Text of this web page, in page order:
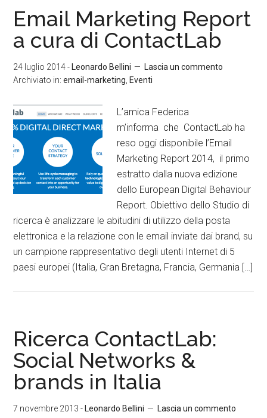
Email Marketing Report
a cura di ContactLab
24 luglio 2014- Leonardo Bellini
Lascia un commento
Archiviato in:email-marketing Eventi
L’amica Federica
m’informa che ContactLab ha
reso oggi disponibile l’Email
Marketing Report 2014, il primo
estratto dalla nuova edizione
dello European Digital Behaviour
Report. Obiettivo dello Studio di
ricerca è analizzare le abitudini di utilizzo della posta
elettronica e la relazione con le email inviate dai brand, su
un campione rappresentativo degli utenti Internet di 5
paesi europei (Italia, Gran Bretagna, Francia, Germania […]
Ricerca ContactLab:
Social Networks &
brands in Italia
7 novembre 2013 - Leonardo Bellini
Lascia un commento